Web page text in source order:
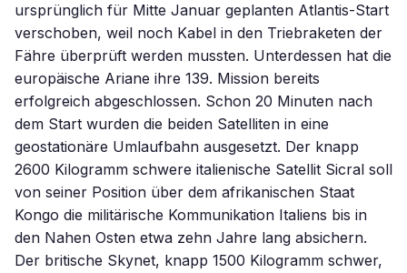
ursprünglich für Mitte Januar geplanten Atlantis-Start
verschoben, weil noch Kabel in den Triebraketen der
Fähre überprüft werden mussten. Unterdessen hat die
europäische Ariane ihre 139. Mission bereits
erfolgreich abgeschlossen. Schon 20 Minuten nach
dem Start wurden die beiden Satelliten in eine
geostationäre Umlaufbahn ausgesetzt. Der knapp
2600 Kilogramm schwere italienische Satellit Sicral soll
von seiner Position über dem afrikanischen Staat
Kongo die militärische Kommunikation Italiens bis in
den Nahen Osten etwa zehn Jahre lang absichern.
Der britische Skynet, knapp 1500 Kilogramm schwer,